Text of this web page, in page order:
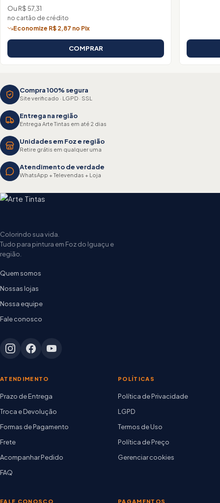
Ou R$ 57,31
no cartão de crédito
Economize R$ 2,87 no Pix
COMPRAR
Compra 100% segura
Site verificado · LGPD · SSL
Entrega na região
Entrega Arte Tintas em até 2 dias
Unidades em Foz e região
Retire grátis em qualquer uma
Atendimento de verdade
WhatsApp + Televendas + Loja
Colorindo sua vida.
Tudo para pintura em Foz do Iguaçu e
região.
Quem somos
Nossas lojas
Nossa equipe
Fale conosco
ATENDIMENTO
Prazo de Entrega
Troca e Devolução
Formas de Pagamento
Frete
Acompanhar Pedido
FAQ
POLÍTICAS
Política de Privacidade
LGPD
Termos de Uso
Política de Preço
Gerenciar cookies
FALE CONOSCO PAGAMENTOS